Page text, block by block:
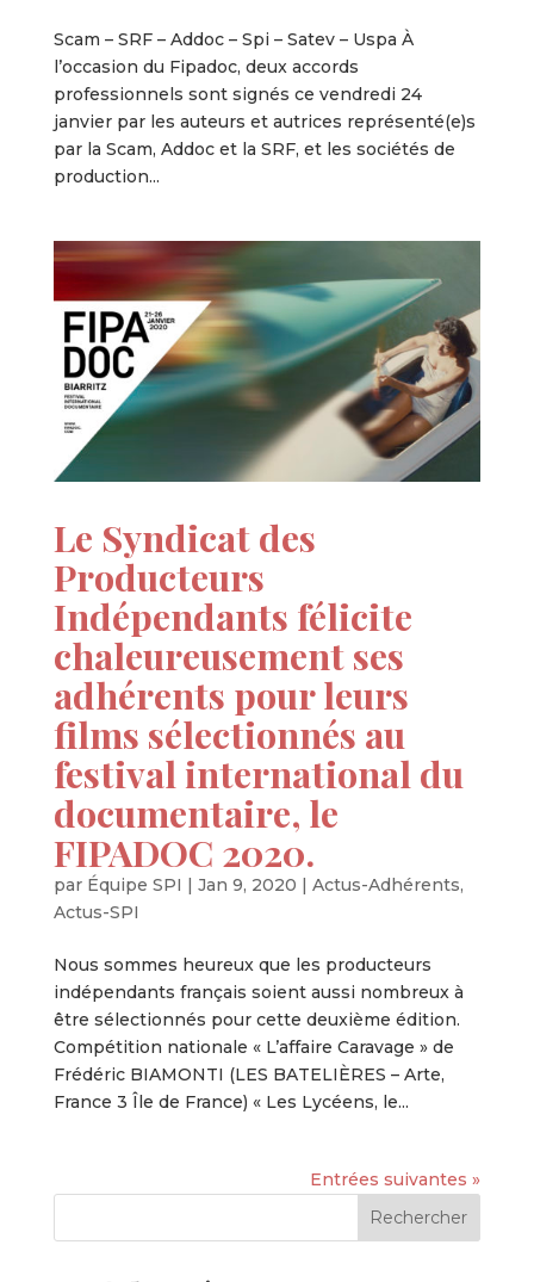
Scam – SRF – Addoc – Spi – Satev – Uspa À
l’occasion du Fipadoc, deux accords
professionnels sont signés ce vendredi 24
janvier par les auteurs et autrices représenté(e)s
par la Scam, Addoc et la SRF, et les sociétés de
production...
Le Syndicat des
Producteurs
Indépendants félicite
chaleureusement ses
adhérents pour leurs
films sélectionnés au
festival international du
documentaire, le
FIPADOC 2020.
par Équipe SPI | Jan 9, 2020 | Actus-Adhérents,
Actus-SPI
Nous sommes heureux que les producteurs
indépendants français soient aussi nombreux à
être sélectionnés pour cette deuxième édition.
Compétition nationale « L’affaire Caravage » de
Frédéric BIAMONTI (LES BATELIÈRES – Arte,
France 3 Île de France) « Les Lycéens, le...
Entrées suivantes »